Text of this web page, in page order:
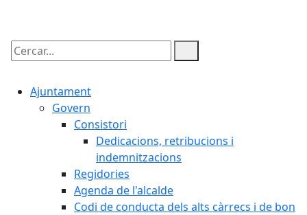
Cercar:
Ajuntament
Govern
Consistori
Dedicacions, retribucions i
indemnitzacions
Regidories
Agenda de l'alcalde
Codi de conducta dels alts càrrecs i de bon